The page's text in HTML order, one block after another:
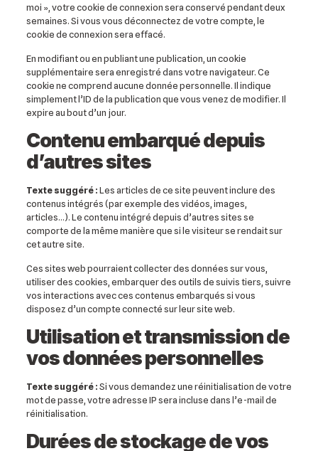
moi », votre cookie de connexion sera conservé pendant deux
semaines. Si vous vous déconnectez de votre compte, le
cookie de connexion sera effacé.
En modifiant ou en publiant une publication, un cookie
supplémentaire sera enregistré dans votre navigateur. Ce
cookie ne comprend aucune donnée personnelle. Il indique
simplement l’ID de la publication que vous venez de modifier. Il
expire au bout d’un jour.
Contenu embarqué depuis
d’autres sites
Texte suggéré :Les articles de ce site peuvent inclure des
contenus intégrés (par exemple des vidéos, images,
articles…). Le contenu intégré depuis d’autres sites se
comporte de la même manière que si le visiteur se rendait sur
cet autre site.
Ces sites web pourraient collecter des données sur vous,
utiliser des cookies, embarquer des outils de suivis tiers, suivre
vos interactions avec ces contenus embarqués si vous
disposez d’un compte connecté sur leur site web.
Utilisation et transmission de
vos données personnelles
Texte suggéré :Si vous demandez une réinitialisation de votre
mot de passe, votre adresse IP sera incluse dans l’e-mail de
réinitialisation.
Durées de stockage de vos